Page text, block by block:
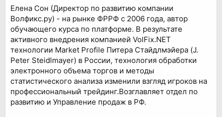
Елена Сон (Директор по развитию компании
Волфикс.ру) - на рынке ФРРФ с 2006 года, автор
обучающего курса по платформе. В результате
активного внедрения компанией VolFix.NET
технологии Market Profile Питера Стайдлмэйера (J.
Peter Steidlmayer) в России, технология обработки
электронного объема торгов и методы
статистического анализа изменили взгляд игроков на
профессиональный трейдинг.Возглавляет отдел по
развитию и Управление продаж в РФ.